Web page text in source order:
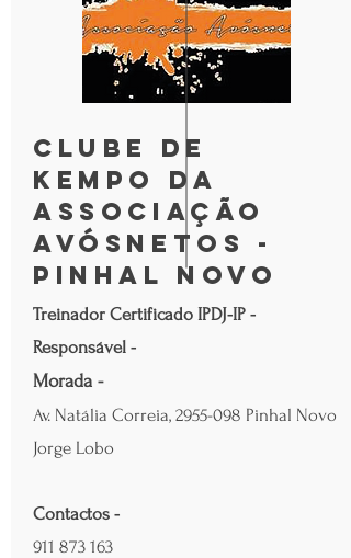
Clube de
Kempo da
Associação
Avósnetos -
Pinhal Novo
Treinador Certificado IPDJ-IP -
Responsável -
Morada -
Av. Natália Correia, 2955-098 Pinhal Novo
Jorge Lobo
Contactos -
911 873 163